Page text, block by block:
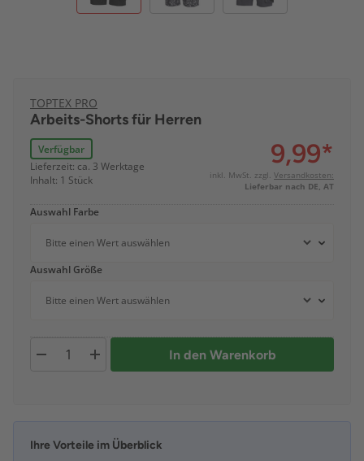
TOPTEX PRO
Arbeits-Shorts für Herren
Verfügbar
Lieferzeit: ca. 3 Werktage
Inhalt: 1 Stück
9,99*
inkl. MwSt. zzgl. Versandkosten:
Lieferbar nach DE, AT
Auswahl Farbe
Auswahl Größe
In den Warenkorb
Ihre Vorteile im Überblick